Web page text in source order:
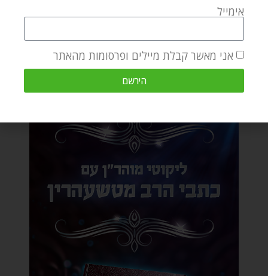
אימייל
אני מאשר קבלת מיילים ופרסומות מהאתר
הירשם